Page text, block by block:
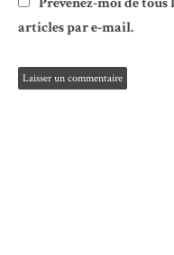
articles par e-mail.